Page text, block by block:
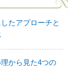
たアプローチと
から見た4つの